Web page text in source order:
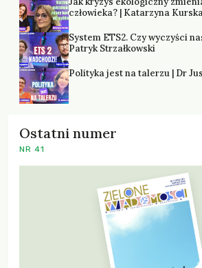
człowieka? | Katarzyna
System ETS2. Czy wyczyści
Patryk Strzałkowski
Polityka jest na talerzu | Dr
Ostatni numer
NR 41